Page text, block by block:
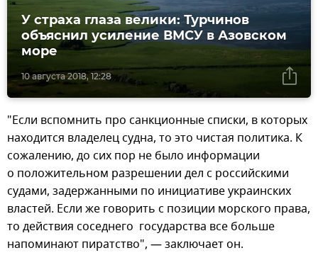
10 августа 2018, 12:28
У страха глаза велики: Турчинов
объяснил усиление ВМСУ в Азовском
море
"Если вспомнить про санкционные списки, в которых
находится владелец судна, то это чистая политика. К
сожалению, до сих пор не было информации
о положительном разрешении дел с российскими
судами, задержанными по инициативе украинских
властей. Если же говорить с позиции морского права,
то действия соседнего государства все больше
напоминают пиратство", — заключает он.